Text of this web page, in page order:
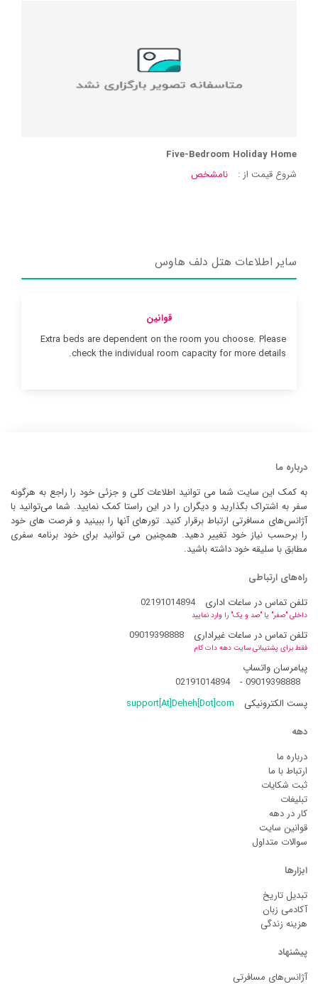
Five-Bedroom Holiday Home
شروع قیمت از :
نامشخص
سایر اطلاعات هتل دلف هاوس
قوانین
Extra beds are dependent on the room you choose. Please
check the individual room capacity for more details.
درباره ما
به کمک این سایت شما می توانید اطلاعات کلی و جزئی خود را راجع به هرگونه
سفر به اشتراک بگذارید و دیگران را در این راستا کمک نمایید. شما می‌توانید با
آژانس‌های مسافرتی ارتباط برقرار کنید. تورهای آنها را ببینید و فرصت های خود
را برحسب نیاز خود تغییر دهید. همچنین می توانید برای خود برنامه سفری
مطابق با سلیقه خود داشته باشید.
راه‌های ارتباطی
تلفن تماس در ساعات اداری
02191014894
داخلی "صفر" یا "صد و یک" را وارد نمایید
تلفن تماس در ساعات غیراداری 09019398888
فقط برای پشتیبانی سایت دهه دات کام
پیامرسان واتساپ
09019398888
-
02191014894
پست الکترونیکی
support[At]Deheh[Dot]com
دهه
درباره ما
ارتباط با ما
ثبت شکایات
تبلیغات
کار در دهه
قوانین سایت
سوالات متداول
ابزارها
تبدیل تاریخ
آکادمی زبان
هزینه زندگی
پیشنهاد
آژانس‌های مسافرتی